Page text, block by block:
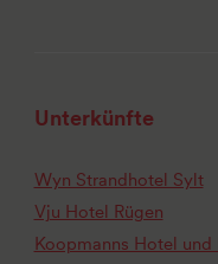
Unterkünfte
Wyn Strandhotel Sylt
Vju Hotel Rügen
Koopmanns Hotel und